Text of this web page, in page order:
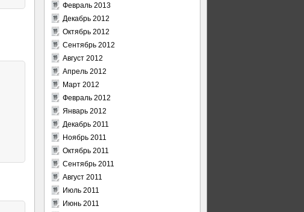
Февраль 2013
Декабрь 2012
Октябрь 2012
Сентябрь 2012
Август 2012
Апрель 2012
Март 2012
Февраль 2012
Январь 2012
Декабрь 2011
Ноябрь 2011
Октябрь 2011
Сентябрь 2011
Август 2011
Июль 2011
Июнь 2011